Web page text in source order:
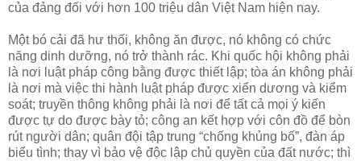
của đảng đối với hơn 100 triệu dân Việt Nam hiện nay.
Một bó cải đã hư thối, không ăn được, nó không có chức
năng dinh dưỡng, nó trở thành rác. Khi quốc hội không phải
là nơi luật pháp công bằng được thiết lập; tòa án không phải
là nơi mà việc thi hành luật pháp được xiển dương và kiểm
soát; truyền thông không phải là nơi để tất cả mọi ý kiến
được tự do được bày tỏ; công an kết hợp với côn đồ để bòn
rút người dân; quân đội tập trung “chống khủng bố”, đàn áp
biểu tình; thay vì bảo vệ độc lập chủ quyền của đất nước; thì